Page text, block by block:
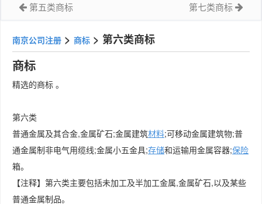
第五类商标 第七类商标
南京公司注册 > 商标 > 第六类商标
商标
精选的商标 。
第六类
普通金属及其合金,金属矿石;金属建筑材料;可移动金属建筑物;普
通金属制非电气用缆线;金属小五金具;存储和运输用金属容器;保险
箱。
【注释】第六类主要包括未加工及半加工金属,金属矿石,以及某些
普通金属制品。